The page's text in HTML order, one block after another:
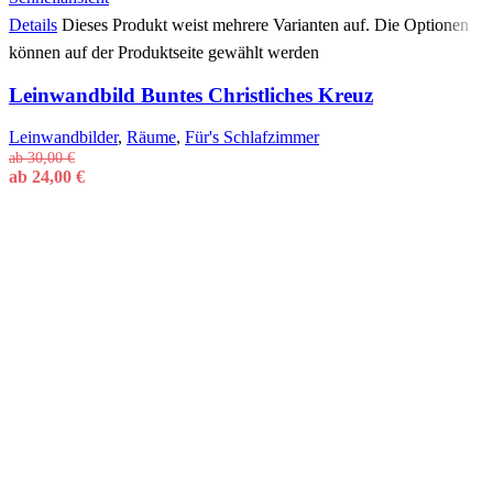
Details Dieses Produkt weist mehrere Varianten auf. Die Optionen
können auf der Produktseite gewählt werden
Leinwandbild Buntes Christliches Kreuz
Leinwandbilder, Räume, Für's Schlafzimmer
ab30,00€
ab 24,00 €